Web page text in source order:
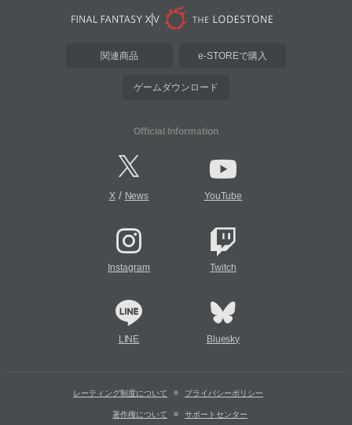
関連商品 e-STOREで購入
ゲームダウンロード
Official Information
X/ News YouTube
Instagram Twitch
LINE Bluesky
レーティング制度について プライバシーポリシー
著作権について サポートセンター